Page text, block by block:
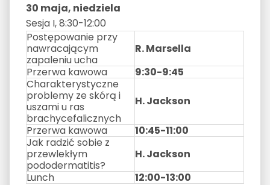
30 maja, niedziela
Sesja I, 8:30-12:00
Postępowanie przy
nawracającym
zapaleniu ucha
R. Marsella
Przerwa kawowa
9:30-9:45
Charakterystyczne
problemy ze skórą i
uszami u ras
brachycefalicznych
H. Jackson
Przerwa kawowa
10:45-11:00
Jak radzić sobie z
przewlekłym
pododermatitis?
H. Jackson
Lunch
12:00-13:00